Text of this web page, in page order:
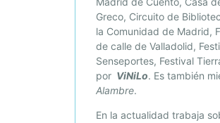
Greco, Circuito de
la Comunidad de Madrid,
de calle de Valladolid,
Senseportes, Festival
por ViNiLo. Es también
Alambre.
En la actualidad trabaja